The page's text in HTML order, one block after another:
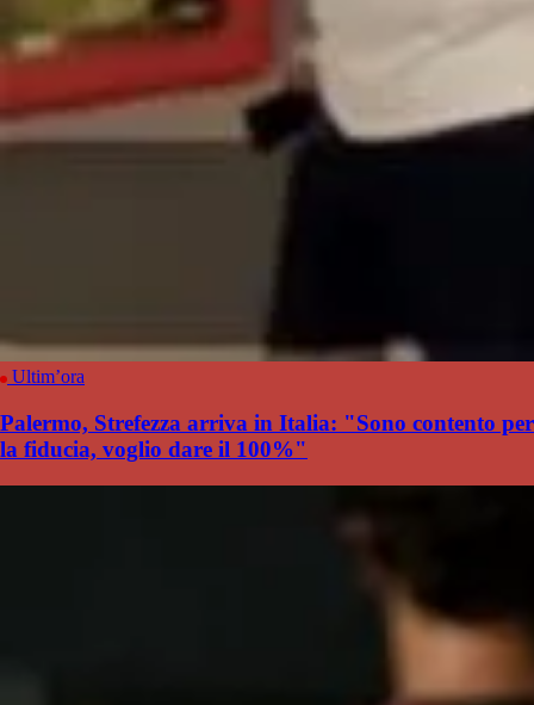
Ultim’ora
Palermo, Strefezza arriva in Italia: "Sono contento per
la fiducia, voglio dare il 100%"